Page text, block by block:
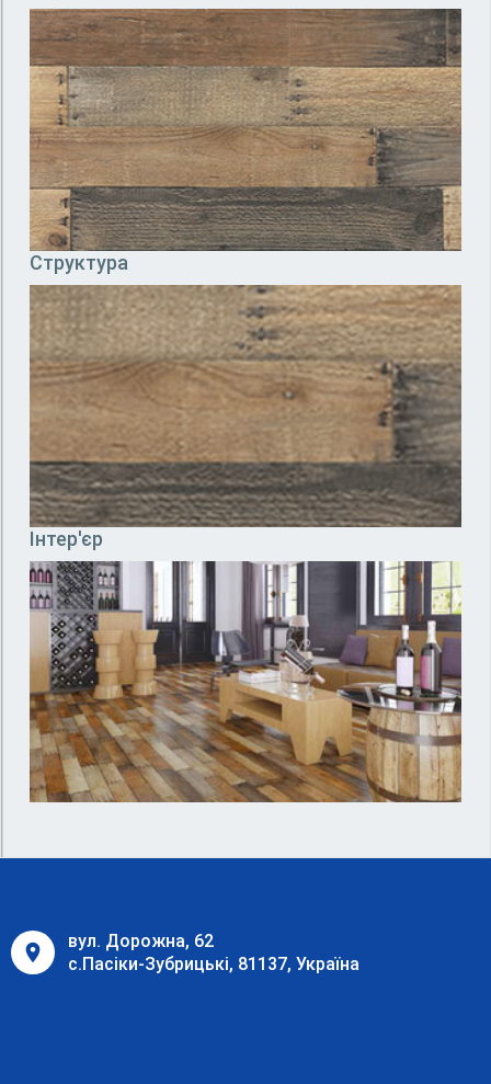
Структура
Інтер'єр
вул. Дорожна, 62
с.Пасіки-Зубрицькі, 81137, Україна